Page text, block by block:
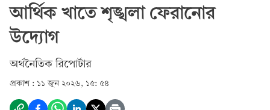
আর্থিক খাতে শৃঙ্খলা ফেরানোর
উদ্যোগ
অর্থনৈতিক রিপোর্টার
প্রকাশ : ১১ জুন ২০২৬, ১৫: ৫৪